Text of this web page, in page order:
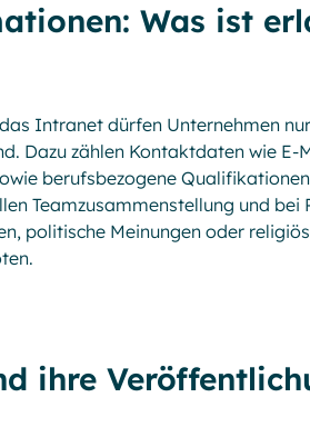
Was ist
Intranet dürfen Unternehmen
Dazu zählen Kontaktdaten wie E-
berufsbezogene
Team­zusammenstellung und bei
politische Meinungen oder
ihre